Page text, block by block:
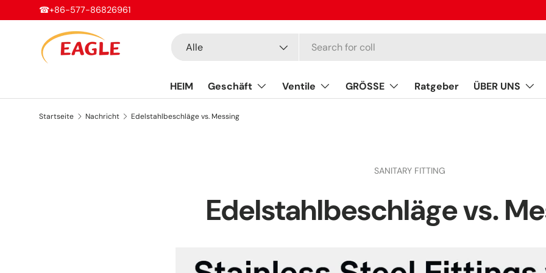
Direkt zum Inhalt
sales@eaglefittings.com
Alle
HEIM Geschäft Ventile GRÖSSE Ratgeber ÜBER UNS
Startseite Nachricht Edelstahlbeschläge vs. Messing
SANITARY FITTING
Edelstahlbeschläge vs.